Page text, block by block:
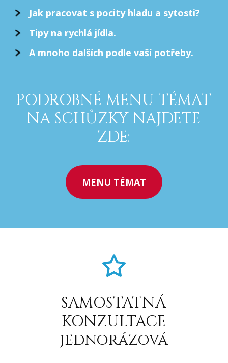
Jak pracovat s pocity hladu a sytosti?
Tipy na rychlá jídla.
A mnoho dalších podle vaší potřeby.
PODROBNÉ MENU TÉMAT
NA SCHŮZKY NAJDETE
ZDE:
MENU TÉMAT
SAMOSTATNÁ
KONZULTACE
jednorázová